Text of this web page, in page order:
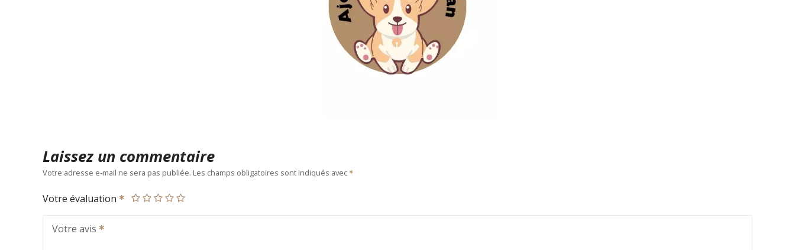
Laissez un commentaire
Votre adresse e-mail ne sera pas publiée. Les champs obligatoires sont indiqués avec
Votre évaluation
Votre avis